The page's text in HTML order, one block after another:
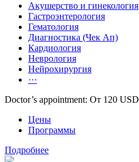
Акушерство и гинекология
Гастроэнтерология
Гематология
Диагностика (Чек Ап)
Кардиология
Неврология
Нейрохирургия
···
Doctor’s appointment: От 120 USD
Цены
Программы
Подробнее